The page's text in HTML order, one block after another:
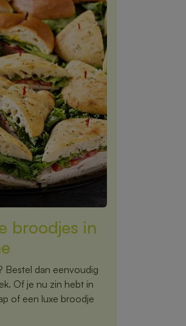
broodjes in
Bestel dan eenvoudig
Of je nu zin hebt in
of een luxe broodje